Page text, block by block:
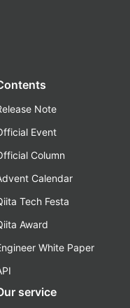
Note
Event
Column
Calendar
Tech Festa
Award
White Paper
service